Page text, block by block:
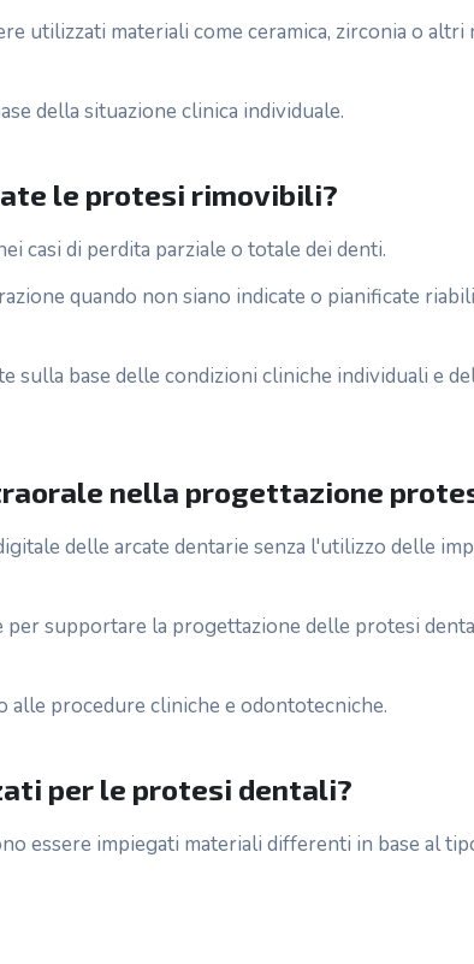
utilizzati materiali come ceramica, zirconia o altri
della situazione clinica individuale.
le protesi rimovibili?
casi di perdita parziale o totale dei denti.
quando non siano indicate o pianificate
sulla base delle condizioni cliniche individuali e
nella progettazione
delle arcate dentarie senza l'utilizzo delle
supportare la progettazione delle protesi
procedure cliniche e odontotecniche.
per le protesi dentali?
essere impiegati materiali differenti in base al